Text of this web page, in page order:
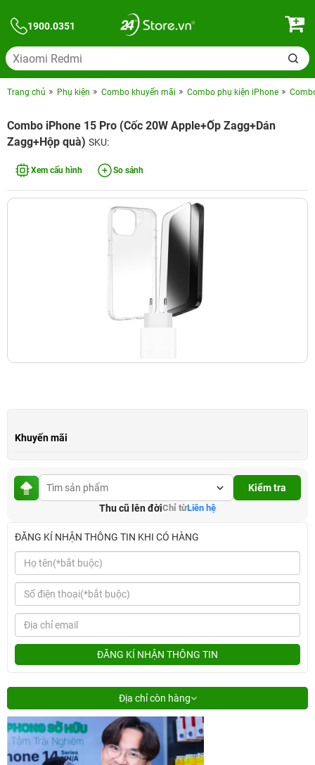
1900.0351
Trang chủ Phụ kiện Combo khuyến mãi Combo phụ kiện iPhone
Combo iPhone 15 Pro (Cốc 20W Apple+Ốp Zagg+Dán
Zagg+Hộp quà) SKU:
Xem cấu hình So sánh
Khuyến mãi
Kiểm tra
Thu cũ lên đờiChỉ từLiên hệ
ĐĂNG KÍ NHẬN THÔNG TIN KHI CÓ HÀNG
ĐĂNG KÍ NHẬN THÔNG TIN
Địa chỉ còn hàng